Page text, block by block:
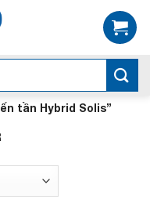
tần Hybrid Solis”